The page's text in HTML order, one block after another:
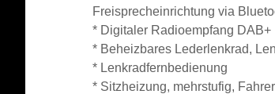
Freisprecheinrichtung via
* Digitaler Radioempfang DAB+
* Beheizbares Lederlenkrad,
* Lenkradfernbedienung
* Sitzheizung, mehrstufig,